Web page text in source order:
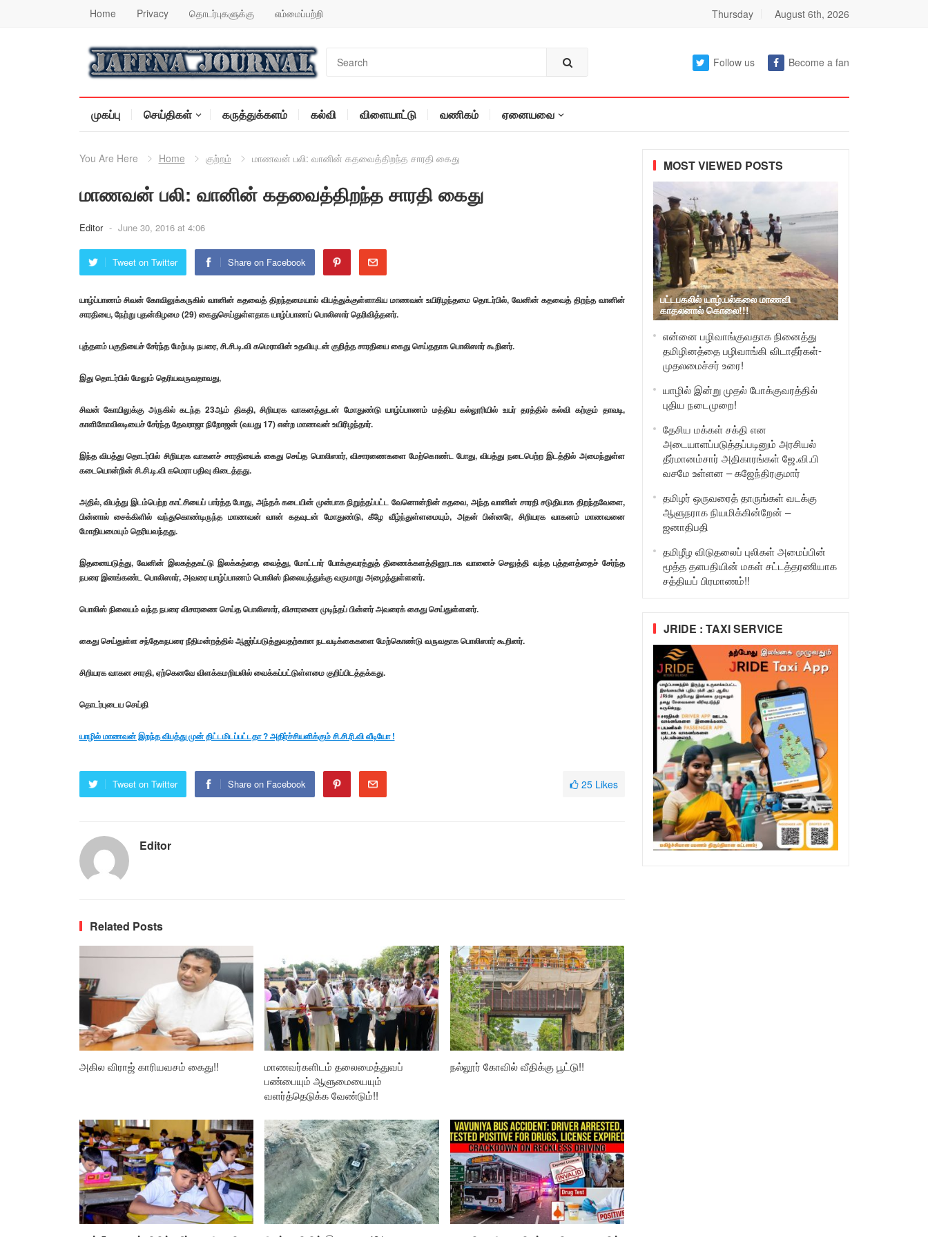
Home Privacy தொடர்புகளுக்கு எம்மைப்பற்றி Thursday August 6th, 2026
Follow us Become a fan
முகப்பு செய்திகள் கருத்துக்களம் கல்வி விளையாட்டு வணிகம் ஏனையவை
You Are Here Home குற்றம் மாணவன் பலி: வானின் கதவைத்திறந்த சாரதி கைது
மாணவன் பலி: வானின் கதவைத்திறந்த சாரதி கைது
Editor - June 30, 2016 at 4:06
Tweet on Twitter Share on Facebook
யாழ்ப்பாணம் சிவன் கோவிலுக்கருகில் வானின் கதவைத் திறந்தமையால் விபத்துக்குள்ளாகிய மாணவன் உயிரிழந்தமை தொடர்பில், வேனின் கதவைத் திறந்த வானின்
சாரதியை, நேற்று புதன்கிழமை (29) கைதுசெய்துள்ளதாக யாழ்ப்பாணப் பொலிஸார் தெரிவித்தனர்.
புத்தளம் பகுதியைச் சேர்ந்த மேற்படி நபரை, சி.சி.டி.வி கமெராவின் உதவியுடன் குறித்த சாரதியை கைது செய்ததாக பொலிஸார் கூறினர்.
இது தொடர்பில் மேலும் தெரியவருவதாவது,
சிவன் கோயிலுக்கு அருகில் கடந்த 23ஆம் திகதி, சிறியரக வாகனத்துடன் மோதுண்டு யாழ்ப்பாணம் மத்திய கல்லூரியில் உயர் தரத்தில் கல்வி கற்கும் தாவடி,
காளிகோவிலடியைச் சேர்ந்த தேவராஜா நிறோஜன் (வயது 17) என்ற மாணவன் உயிரிழந்தார்.
இந்த விபத்து தொடர்பில் சிறியரக வாகனச் சாரதியைக் கைது செய்த பொலிஸார், விசாரணைகளை மேற்கொண்ட போது, விபத்து நடைபெற்ற இடத்தில் அமைந்துள்ள
கடையொன்றின் சி.சி.டி.வி கமெரா பதிவு கிடைத்தது.
அதில், விபத்து இடம்பெற்ற காட்சியைப் பார்த்த போது, அந்தக் கடையின் முன்பாக நிறுத்தப்பட்ட வேனொன்றின் கதவை, அந்த வானின் சாரதி சடுதியாக திறந்தவேளை,
பின்னால் சைக்கிளில் வந்துகொண்டிருந்த மாணவன் வான் கதவுடன் மோதுண்டு, கீழே வீழ்ந்துள்ளமையும், அதன் பின்னரே, சிறியரக வாகனம் மாணவனை
மோதியமையும் தெரியவந்தது.
இதனையடுத்து, வேனின் இலகத்தகட்டு இலக்கத்தை வைத்து, மோட்டார் போக்குவரத்துத் திணைக்களத்தினூடாக வானைச் செலுத்தி வந்த புத்தளத்தைச் சேர்ந்த
நபரை இனங்கண்ட பொலிஸார், அவரை யாழ்ப்பாணம் பொலிஸ் நிலையத்துக்கு வருமாறு அழைத்துள்ளனர்.
பொலிஸ் நிலையம் வந்த நபரை விசாரணை செய்த பொலிஸார், விசாரணை முடிந்தப் பின்னர் அவரைக் கைது செய்துள்ளனர்.
கைது செய்துள்ள சந்தேகநபரை நீதிமன்றத்தில் ஆஜர்ப்படுத்துவதற்கான நடவடிக்கைகளை மேற்கொண்டு வருவதாக பொலிஸார் கூறினர்.
சிறியரக வாகன சாரதி, ஏற்கெனவே விளக்கமறியலில் வைக்கப்பட்டுள்ளமை குறிப்பிடத்தக்கது.
தொடர்புடைய செய்தி
யாழில் மாணவன் இறந்த விபத்து முன் திட்டமிடப்பட்டதா ? அதிர்ச்சியளிக்கும் சி.சி.ரி.வி வீடியோ !
Tweet on Twitter Share on Facebook 25 Likes
Editor
Related Posts
அகில விராஜ் காரியவசம் கைது!!
மாணவர்களிடம் தலைமைத்துவப்
பண்பையும் ஆளுமையையும்
வளர்த்தெடுக்க வேண்டும்!!
நல்லூர் கோவில் வீதிக்கு பூட்டு!!
MOST VIEWED POSTS
பட்டபகலில் யாழ்.பல்கலை மாணவி
காதலனால் கொலை!!!
என்னை பழிவாங்குவதாக நினைத்து
தமிழினத்தை பழிவாங்கி விடாதீர்கள்-
முதலமைச்சர் உரை!
யாழில் இன்று முதல் போக்குவரத்தில்
புதிய நடைமுறை!
தேசிய மக்கள் சக்தி என
அடையாளப்படுத்தப்படினும் அரசியல்
தீர்மானம்சார் அதிகாரங்கள் ஜே.வி.பி
வசமே உள்ளன – கஜேந்திரகுமார்
தமிழர் ஒருவரைத் தாருங்கள் வடக்கு
ஆளுநராக நியமிக்கின்றேன் –
ஜனாதிபதி
தமிழீழ விடுதலைப் புலிகள் அமைப்பின்
மூத்த தளபதியின் மகள் சட்டத்தரணியாக
சத்தியப் பிரமாணம்!!
JRIDE : TAXI SERVICE